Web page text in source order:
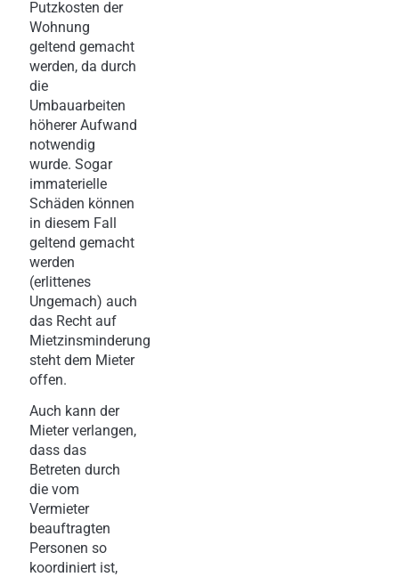
Putzkosten der
Wohnung
geltend gemacht
werden, da durch
die
Umbauarbeiten
höherer Aufwand
notwendig
wurde. Sogar
immaterielle
Schäden können
in diesem Fall
geltend gemacht
werden
(erlittenes
Ungemach) auch
das Recht auf
Mietzinsminderung
steht dem Mieter
offen.
Auch kann der
Mieter verlangen,
dass das
Betreten durch
die vom
Vermieter
beauftragten
Personen so
koordiniert ist,